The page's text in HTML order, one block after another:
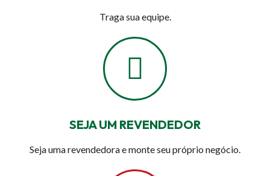
Traga sua equipe.
SEJA UM REVENDEDOR
Seja uma revendedora e monte seu próprio negócio.